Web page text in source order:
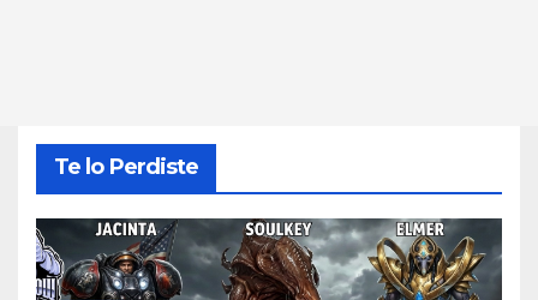
Te lo Perdiste